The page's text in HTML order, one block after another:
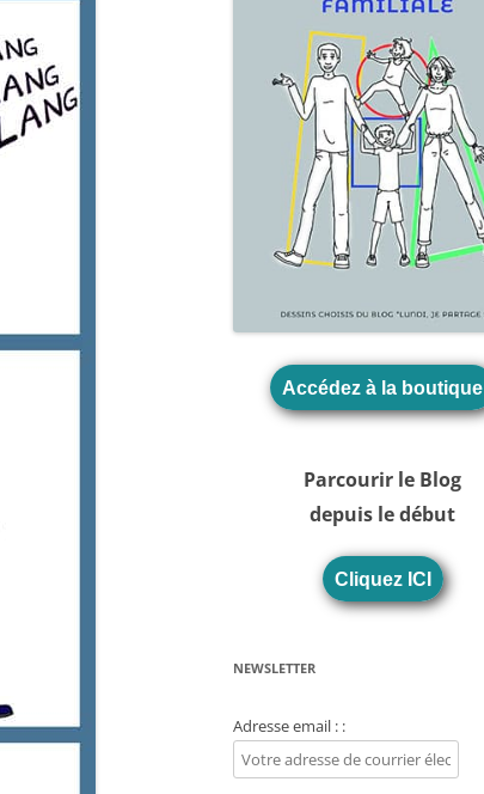
Accédez à la boutique
Parcourir le Blog
depuis le début
Cliquez ICI
NEWSLETTER
Adresse email : :